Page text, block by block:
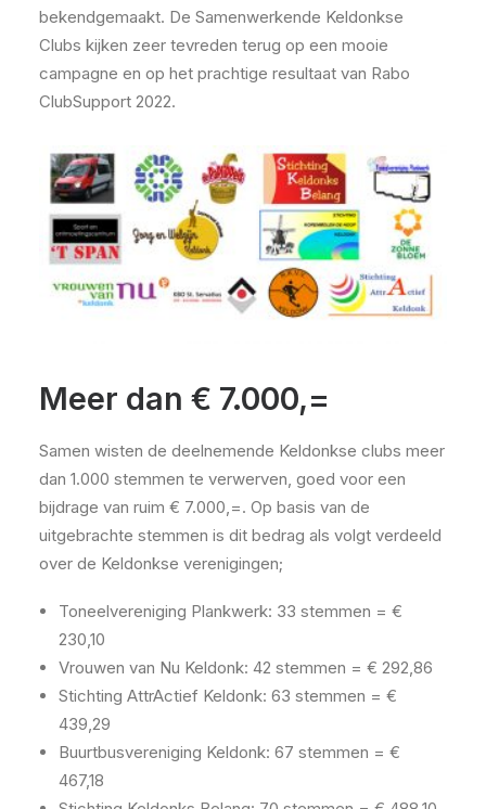
bekendgemaakt. De Samenwerkende Keldonkse
Clubs kijken zeer tevreden terug op een mooie
campagne en op het prachtige resultaat van Rabo
ClubSupport 2022.
Meer dan € 7.000,=
Samen wisten de deelnemende Keldonkse clubs meer
dan 1.000 stemmen te verwerven, goed voor een
bijdrage van ruim € 7.000,=. Op basis van de
uitgebrachte stemmen is dit bedrag als volgt verdeeld
over de Keldonkse verenigingen;
Toneelvereniging Plankwerk: 33 stemmen = €
230,10
Vrouwen van Nu Keldonk: 42 stemmen = € 292,86
Stichting AttrActief Keldonk: 63 stemmen = €
439,29
Buurtbusvereniging Keldonk: 67 stemmen = €
467,18